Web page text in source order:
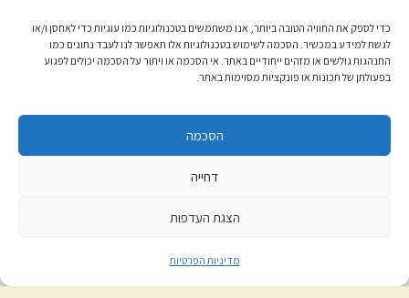
כדי לספק את החוויה הטובה ביותר, אנו משתמשים בטכנולוגיות כמו עוגיות כדי לאחסן ו/או
לגשת למידע במכשיר. הסכמה לשימוש בטכנולוגיות אלו תאפשר לנו לעבד נתונים כמו
התנהגות גולשים או מזהים ייחודיים באתר. אי הסכמה או ויתור על הסכמה יכולים לפגוע
בפעולתן של תכונות או פונקציות מסוימות באתר.
הסכמה
דחייה
הצגת העדפות
מדיניות הפרטיות
יצירת קשר
מדיניות משלוחים
ספרים אלקטרוניים